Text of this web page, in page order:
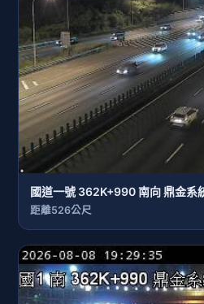
國道一號 362K+990 南向 鼎金系
距離526公尺